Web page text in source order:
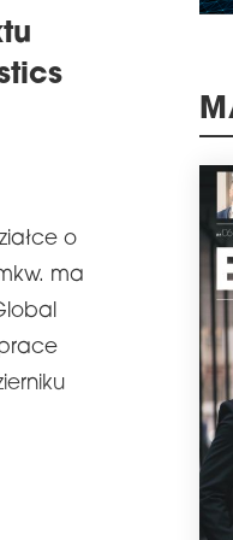
o
ma
tys.
na
tej